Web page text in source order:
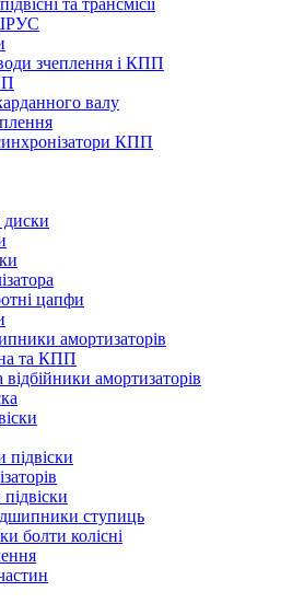
та трансмісії
зчеплення і КПП
валу
КПП
диски
цапфи
амортизаторів
та КПП
амортизаторів
підвіски
ступиць
болти колісні